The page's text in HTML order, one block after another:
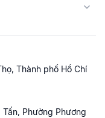
Thành phố Hồ Chí
Phường Phương